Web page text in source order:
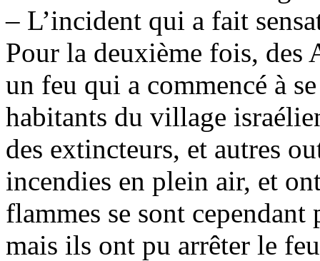
– L’incident qui a fait
Pour la deuxième fois, des
un feu qui a commencé à
habitants du village
des extincteurs, et autres
incendies en plein air, et
flammes se sont
mais ils ont pu arrêter le